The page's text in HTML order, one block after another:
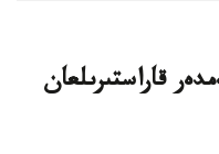
قاراستىرىلعان